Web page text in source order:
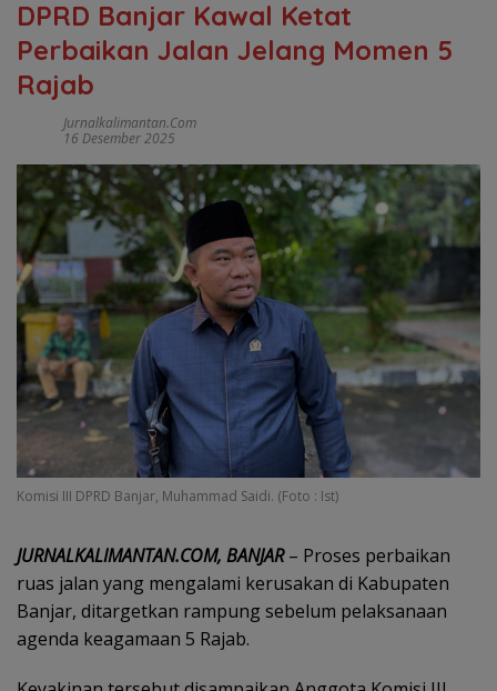
DPRD Banjar Kawal Ketat
Perbaikan Jalan Jelang Momen 5
Rajab
Jurnalkalimantan.com
16 Desember 2025
Komisi III DPRD Banjar, Muhammad Saidi. (Foto : Ist)
JURNALKALIMANTAN.COM, BANJAR– Proses perbaikan
ruas jalan yang mengalami kerusakan di Kabupaten
Banjar, ditargetkan rampung sebelum pelaksanaan
agenda keagamaan 5 Rajab.